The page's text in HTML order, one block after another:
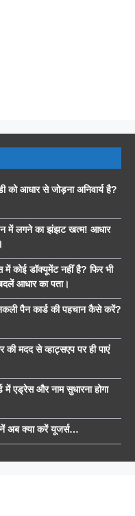
आधार से जोड़ना अनिवार्य है?
में लगने का झंझट खत्म! आधार
डॉक्यूमेंट नहीं है? फिर भी
आधार का पता।
पैन कार्ड की पहचान कैसे करें?
मदद से व्हाट्सएप पर ही पाएं
और नाम सुधारना होगा
अब क्या करें यूजर्स…